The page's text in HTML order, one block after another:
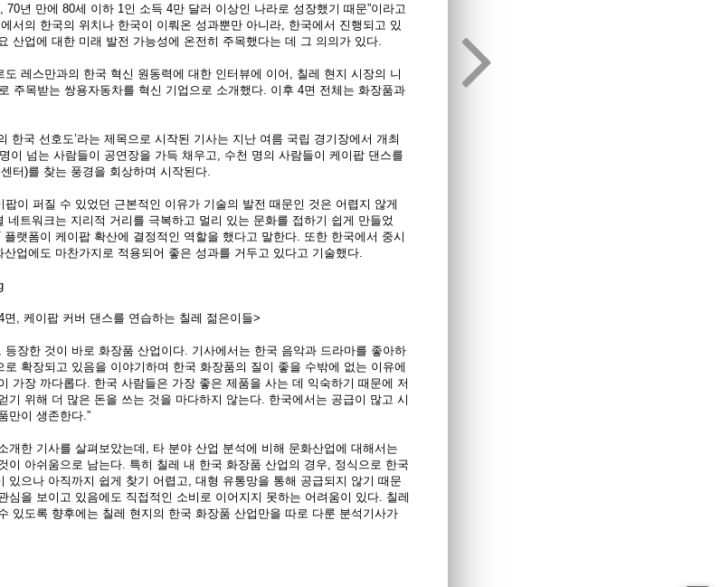
년 만에 80세 이하 1인 소득 4만 달러 이상인 나라로 성장했기 때문”이라고
서의 한국의 위치나 한국이 이뤄온 성과뿐만 아니라, 한국에서 진행되고 있
산업에 대한 미래 발전 가능성에 온전히 주목했다는 데 그 의의가 있다.
레스만과의 한국 혁신 원동력에 대한 인터뷰에 이어, 칠레 현지 시장의 니
주목받는 쌍용자동차를 혁신 기업으로 소개했다. 이후 4면 전체는 화장품과
한국 선호도’라는 제목으로 시작된 기사는 지난 여름 국립 경기장에서 개최
이 넘는 사람들이 공연장을 가득 채우고, 수천 명의 사람들이 케이팝 댄스를
터)를 찾는 풍경을 회상하며 시작된다.
이 퍼질 수 있었던 근본적인 이유가 기술의 발전 때문인 것은 어렵지 않게
네트워크는 지리적 거리를 극복하고 멀리 있는 문화를 접하기 쉽게 만들었
랫폼이 케이팝 확산에 결정적인 역할을 했다고 말한다. 또한 한국에서 중시
업에도 마찬가지로 적용되어 좋은 성과를 거두고 있다고 기술했다.
면, 케이팝 커버 댄스를 연습하는 칠레 젊은이들>
장한 것이 바로 화장품 산업이다. 기사에서는 한국 음악과 드라마를 좋아하
확장되고 있음을 이야기하며 한국 화장품의 질이 좋을 수밖에 없는 이유에
가장 까다롭다. 한국 사람들은 가장 좋은 제품을 사는 데 익숙하기 때문에 저
기 위해 더 많은 돈을 쓰는 것을 마다하지 않는다. 한국에서는 공급이 많고 시
만이 생존한다.”
개한 기사를 살펴보았는데, 타 분야 산업 분석에 비해 문화산업에 대해서는
이 아쉬움으로 남는다. 특히 칠레 내 한국 화장품 산업의 경우, 정식으로 한국
있으나 아직까지 쉽게 찾기 어렵고, 대형 유통망을 통해 공급되지 않기 때문
심을 보이고 있음에도 직접적인 소비로 이어지지 못하는 어려움이 있다. 칠레
있도록 향후에는 칠레 현지의 한국 화장품 산업만을 따로 다룬 분석기사가